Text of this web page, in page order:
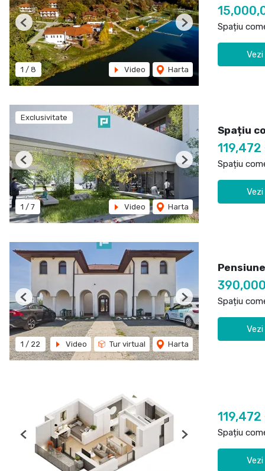
1 / 8 Video Harta
Previous Next Spațiu
Exclusivitate
1 / 7 Video Harta
Previous Next
Spațiu
Spațiu
1 / 22 Video Tur virtual Harta
Previous Next Spațiu
Previous Next
Spațiu